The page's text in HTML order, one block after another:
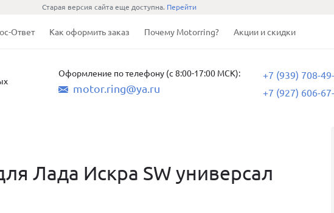
Старая версия сайта еще доступна. Перейти
Ответ Как оформить заказ Почему Motorring? Акции и скидки
Оформление по телефону (с 8:00-17:00 МСК):
motor.ring@ya.ru
+7 (939) 708-
+7 (927) 606-
Лада Искра SW универсал